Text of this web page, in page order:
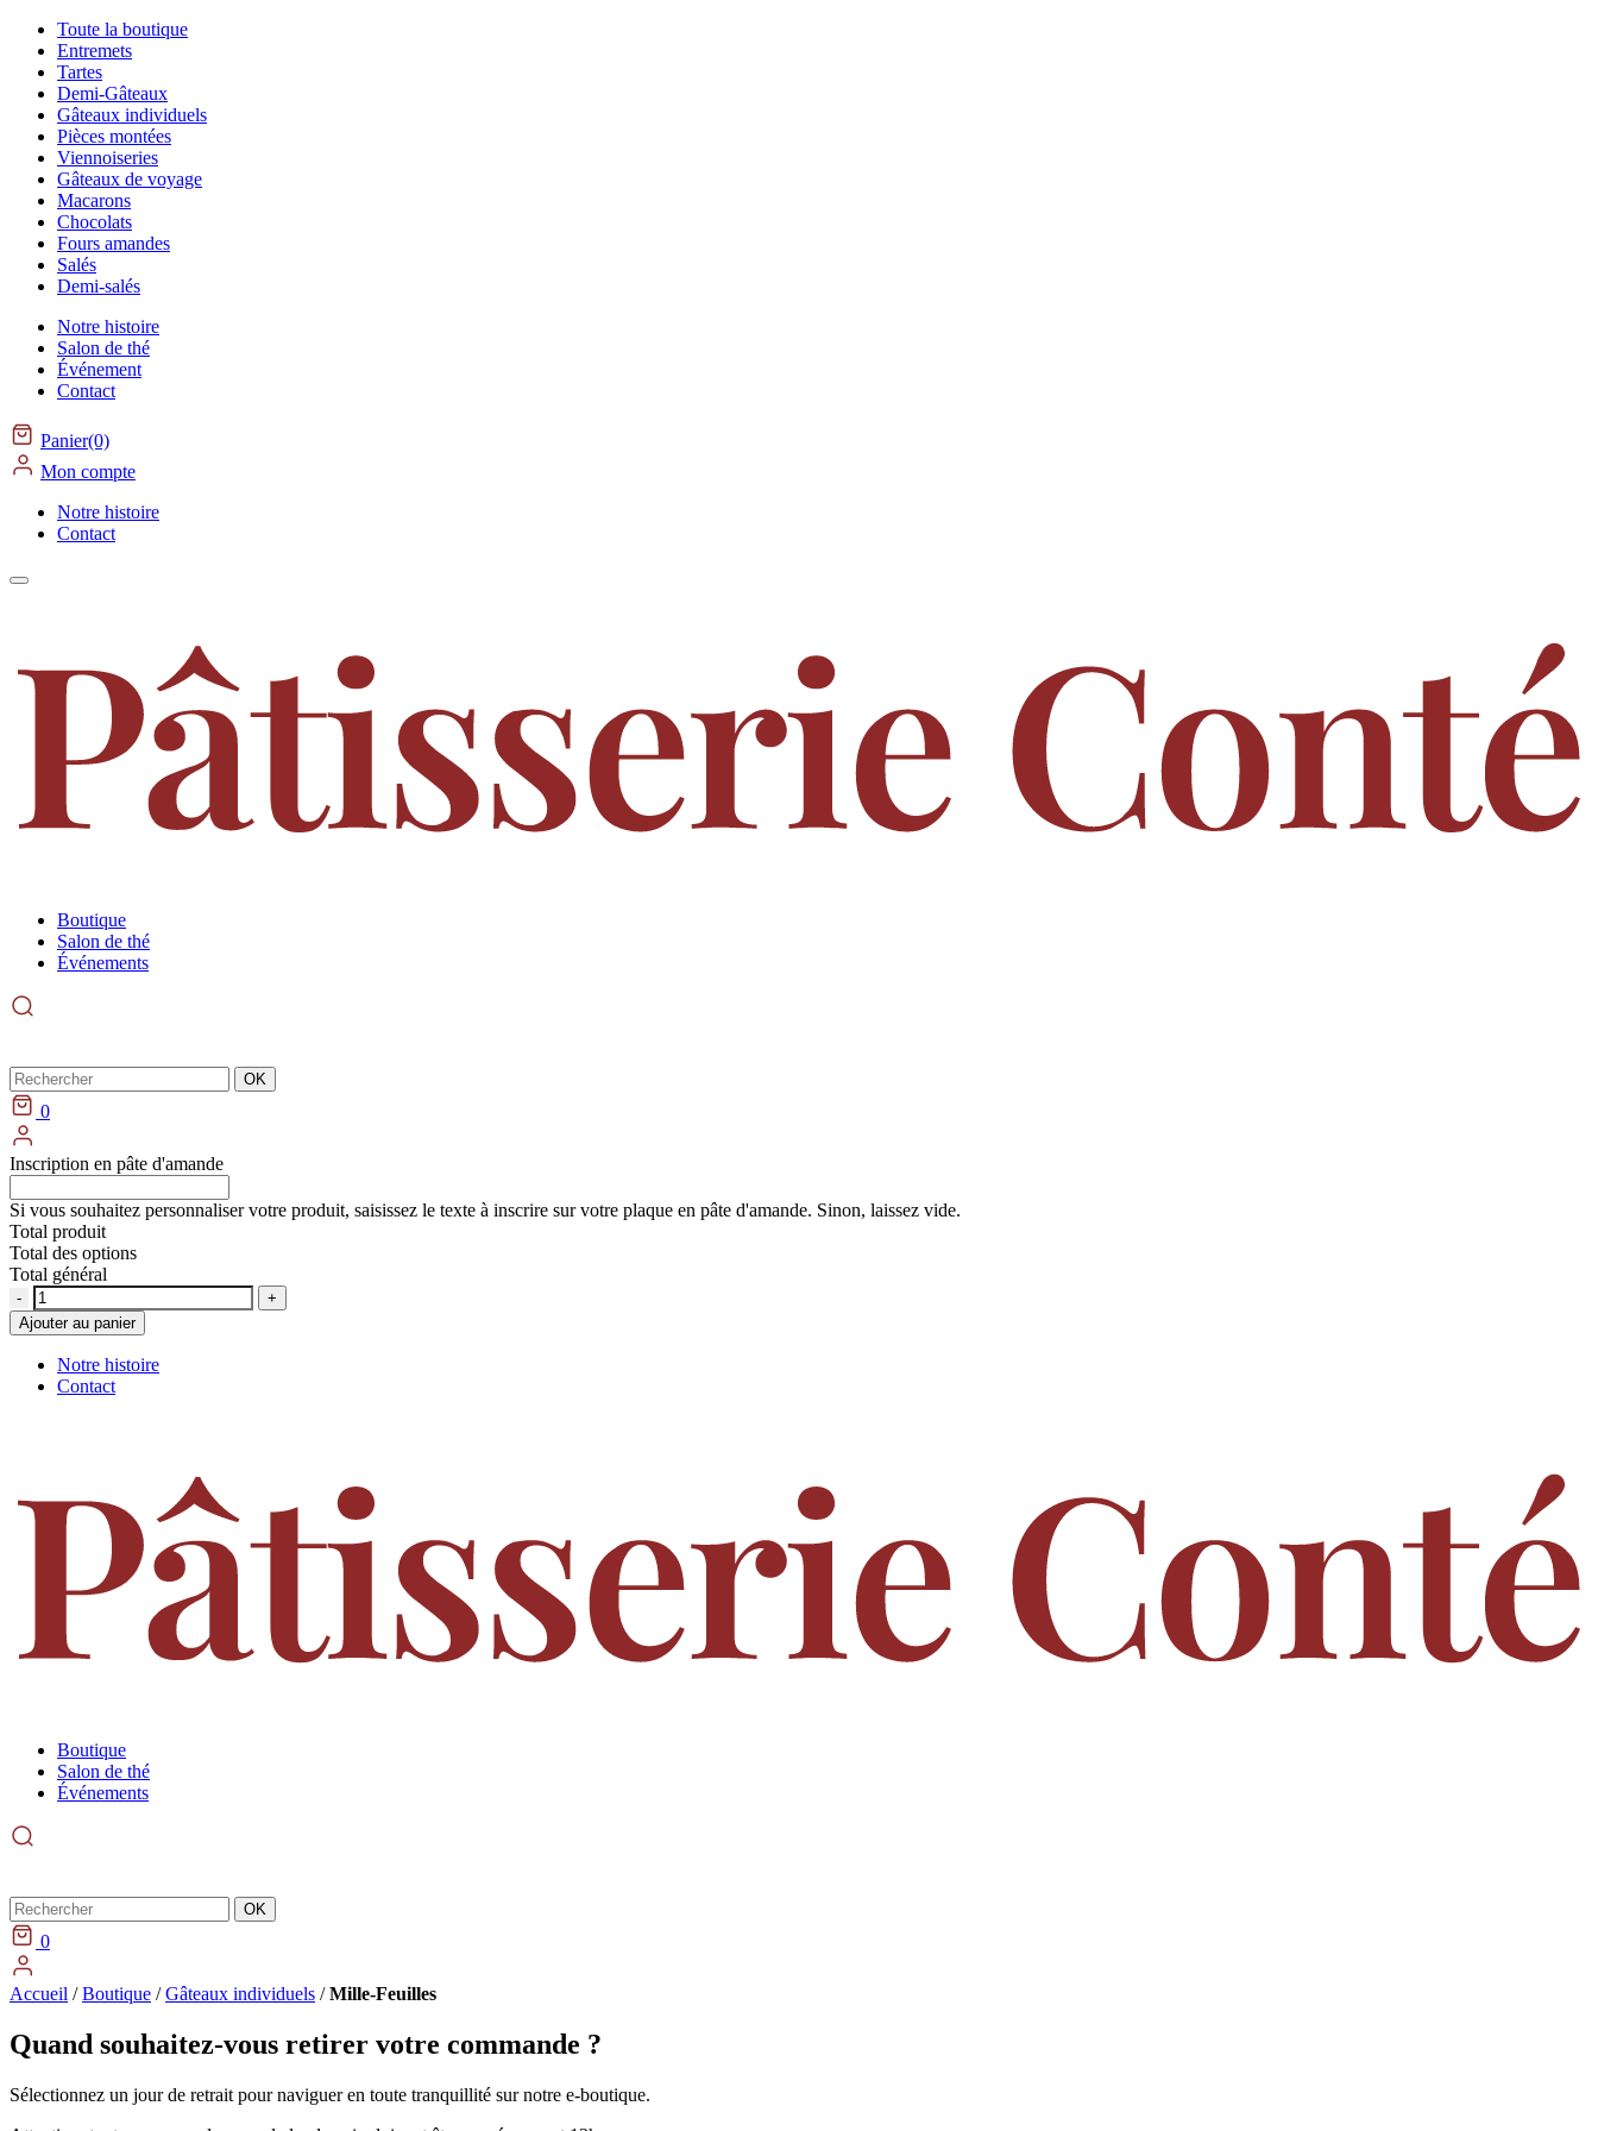
Toute la boutique
Entremets
Tartes
Demi-Gâteaux
Gâteaux individuels
Pièces montées
Viennoiseries
Gâteaux de voyage
Macarons
Chocolats
Fours amandes
Salés
Demi-salés
Notre histoire
Salon de thé
Événement
Contact
Panier(0)
Mon compte
Notre histoire
Contact
Boutique
Salon de thé
Événements
Rechercher OK
0
Inscription en pâte d'amande
Si vous souhaitez personnaliser votre produit, saisissez le texte à inscrire sur votre plaque en pâte d'amande. Sinon, laissez vide.
Total produit
Total des options
Total général
Quantité
Ajouter au panier
Notre histoire
Contact
Boutique
Salon de thé
Événements
Rechercher OK
0
Accueil /Boutique /Gâteaux individuels /Mille-Feuilles
Quand souhaitez-vous retirer votre commande ?
Sélectionnez un jour de retrait pour naviguer en toute tranquillité sur notre e-boutique.